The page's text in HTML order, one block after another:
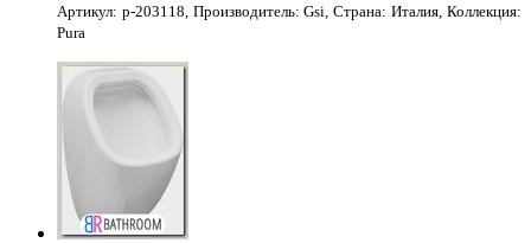
Артикул: p-203118, Производитель: Gsi, Страна: Италия, Коллекция:
Pura